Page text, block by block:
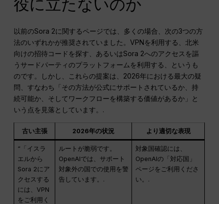
役に立たないのか
以前のSora 2に関するページでは、多くの場合、次の3つの方
法のいずれかが推奨されていました。VPNを利用する、北米
向けの招待コードを探す、あるいはSora 2へのアクセスを謳
うサードパーティのプラットフォームを利用する、というも
のです。しかし、これらの提案は、2026年における最大の疑
問、すなわち「その方法が公式にサポートされているか、持
続可能か、そしてワークフローを構築する価値があるか」と
いう点を見落としています。.
古い主張 2026年の状況 より適切な表現
“「イスラ
エルから
Sora 2にア
クセスする
には、VPN
をご利用く
ルートが脆弱です。
OpenAIでは、サポート
対象外の国での使用を警
告しています。.
対象国確認には、
OpenAIの「対応国」
ページをご利用くださ
い。.